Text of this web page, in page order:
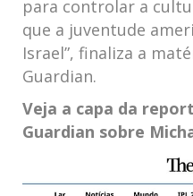
para controlar a
que a juventude
Israel”, finaliza a
Guardian.
Veja a capa da
Guardian sobre